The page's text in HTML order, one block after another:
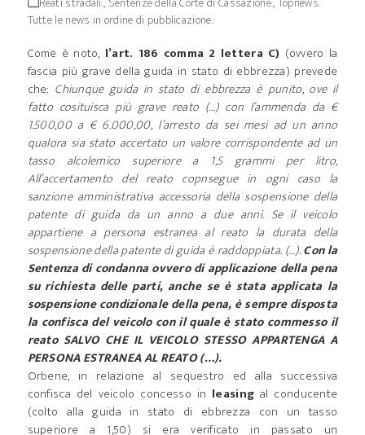
Tutte le news in ordine di pubblicazione.
Come è noto, l’art. 186 comma 2 lettera C) (ovvero la
fascia più grave della guida in stato di ebbrezza) prevede
che: Chiunque guida in stato di ebbrezza è punito, ove il
fatto cosituisca più grave reato (…) con l’ammenda da €
1.500,00 a € 6.000,00, l’arresto da sei mesi ad un anno
qualora sia stato accertato un valore corrispondente ad un
tasso alcolemico superiore a 1,5 grammi per litro,
All’accertamento del reato copnsegue in ogni caso la
sanzione amministrativa accessoria della sospensione della
patente di guida da un anno a due anni. Se il veicolo
appartiene a persona estranea al reato la durata della
sospensione della patente di guida è raddoppiata. (…).Con la
Sentenza di condanna ovvero di applicazione della pena
su richiesta delle parti, anche se è stata applicata la
sospensione condizionale della pena, è sempre disposta
la confisca del veicolo con il quale è stato commesso il
reato SALVO CHE IL VEICOLO STESSO APPARTENGA A
PERSONA ESTRANEA AL REATO (…).
Orbene, in relazione al sequestro ed alla successiva
confisca del veicolo concesso in leasing al conducente
(colto alla guida in stato di ebbrezza con un tasso
superiore a 1,50) si era verificato in passato un